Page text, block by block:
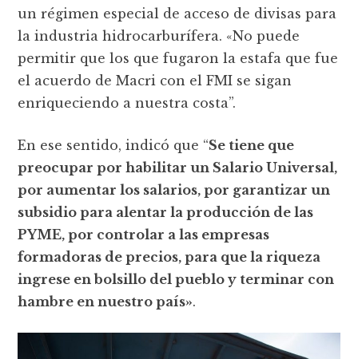
un régimen especial de acceso de divisas para
la industria hidrocarburífera. «No puede
permitir que los que fugaron la estafa que fue
el acuerdo de Macri con el FMI se sigan
enriqueciendo a nuestra costa”.
En ese sentido, indicó que “Se tiene que
preocupar por habilitar un Salario Universal,
por aumentar los salarios, por garantizar un
subsidio para alentar la producción de las
PYME, por controlar a las empresas
formadoras de precios, para que la riqueza
ingrese en bolsillo del pueblo y terminar con
hambre en nuestro país».